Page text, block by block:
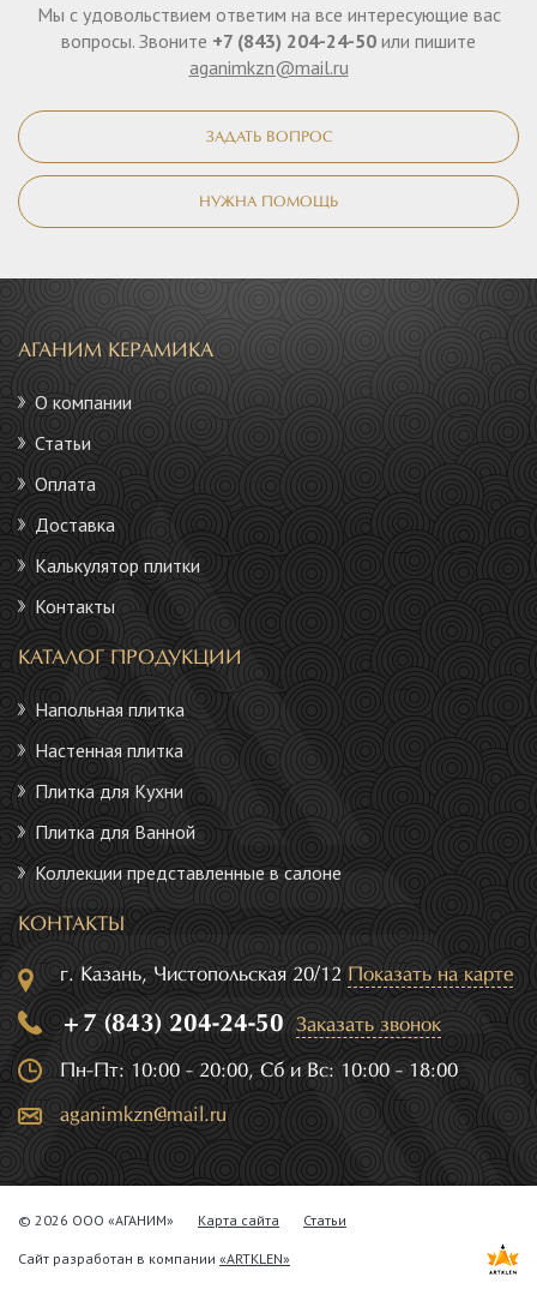
Мы с удовольствием ответим на все интересующие вас
вопросы. Звоните +7 (843) 204-24-50 или пишите
aganimkzn@mail.ru
ЗАДАТЬ ВОПРОС
НУЖНА ПОМОЩЬ
АГАНИМ КЕРАМИКА
О компании
Статьи
Оплата
Доставка
Калькулятор плитки
Контакты
КАТАЛОГ ПРОДУКЦИИ
Напольная плитка
Настенная плитка
Плитка для Кухни
Плитка для Ванной
Коллекции представленные в салоне
КОНТАКТЫ
г. Казань, Чистопольская 20/12 Показать на карте
+7 (843) 204-24-50 Заказать звонок
Пн-Пт: 10:00 - 20:00, Сб и Вс: 10:00 - 18:00
aganimkzn@mail.ru
© 2026 ООО «АГАНИМ» Карта сайта Статьи
Сайт разработан в компании «ARTKLEN»